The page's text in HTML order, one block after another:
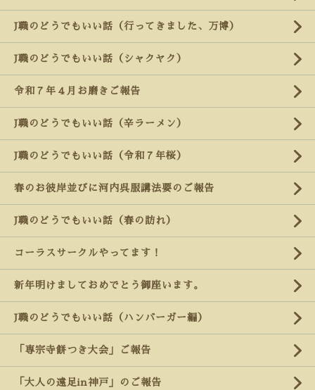
J職のどうでもいい話（行ってきました、万博）
J職のどうでもいい話（シャクヤク）
令和７年４月お磨きご報告
J職のどうでもいい話（辛ラーメン）
J職のどうでもいい話（令和７年桜）
春のお彼岸並びに河内呉服講法要のご報告
J職のどうでもいい話（春の訪れ）
コーラスサークルやってます！
新年明けましておめでとう御座います。
J職のどうでもいい話（ハンバーガー編）
「専宗寺餅つき大会」ご報告
「大人の遠足in神戸」のご報告